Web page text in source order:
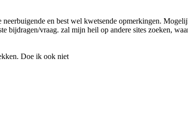
en best wel kwetsende opmerkingen.
vraag. zal mijn heil op andere sites zoeken,
Doe ik ook niet